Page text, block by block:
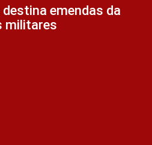
emendas da
militares